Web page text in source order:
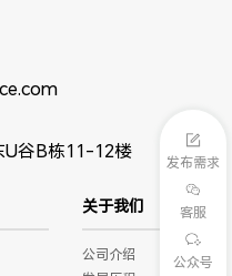
U谷B栋11-12楼
关于我们
公司介绍
发布需求
客服
公众号